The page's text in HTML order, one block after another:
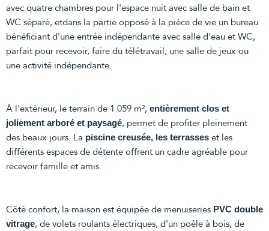
avec quatre chambres pour l'espace nuit avec salle de bain et
WC séparé, etdans la partie opposé à la pièce de vie un bureau
bénéficiant d'une entrée indépendante avec salle d'eau et WC,
parfait pour recevoir, faire du télétravail, une salle de jeux ou
une activité indépendante.
À l'extérieur, le terrain de 1 059 m², entièrement clos et
joliement arboré et paysagé, permet de profiter pleinement
des beaux jours. La piscine creusée, les terrasses et les
différents espaces de détente offrent un cadre agréable pour
recevoir famille et amis.
Côté confort, la maison est équipée de menuiseries PVC double
vitrage, de volets roulants électriques, d'un poêle à bois, de